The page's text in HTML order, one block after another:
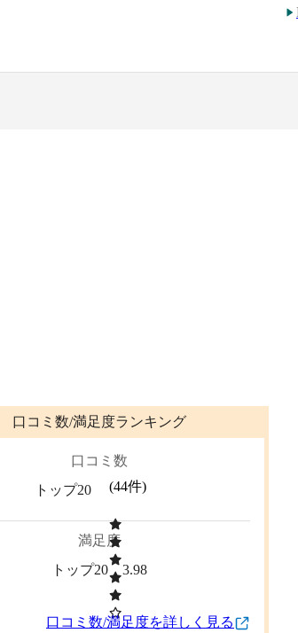
口コミ数/満足度ランキング
口コミ数
トップ20
(44件)
満足度
トップ20
3.98
口コミ数/満足度を詳しく見る